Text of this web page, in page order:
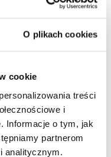
O plikach cookies
cookie
treści
i
Informacje o tym, jak
partnerom
analitycznym.
zawodową!